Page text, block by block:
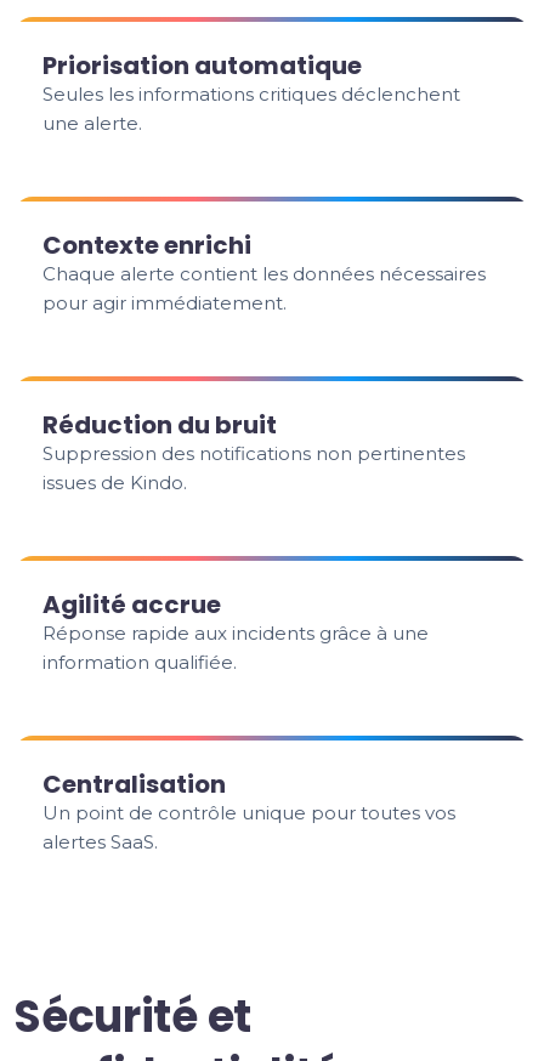
Priorisation automatique
Seules les informations critiques déclenchent
une alerte.
Contexte enrichi
Chaque alerte contient les données nécessaires
pour agir immédiatement.
Réduction du bruit
Suppression des notifications non pertinentes
issues de Kindo.
Agilité accrue
Réponse rapide aux incidents grâce à une
information qualifiée.
Centralisation
Un point de contrôle unique pour toutes vos
alertes SaaS.
Sécurité et